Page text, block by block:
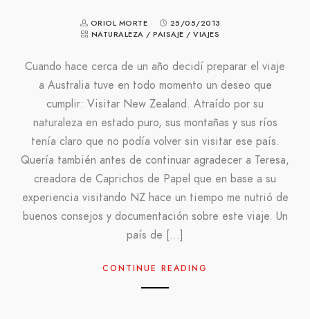
ORIOL MORTE
25/05/2013
NATURALEZA /PAISAJE /VIAJES
Cuando hace cerca de un año decidí preparar el viaje
a Australia tuve en todo momento un deseo que
cumplir: Visitar New Zealand. Atraído por su
naturaleza en estado puro, sus montañas y sus ríos
tenía claro que no podía volver sin visitar ese país.
Quería también antes de continuar agradecer a Teresa,
creadora de Caprichos de Papel que en base a su
experiencia visitando NZ hace un tiempo me nutrió de
buenos consejos y documentación sobre este viaje. Un
país de […]
CONTINUE READING